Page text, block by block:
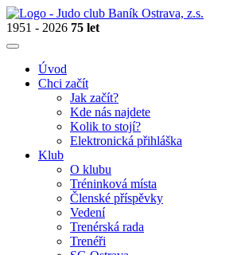
1951 - 2026 75 let
Úvod
Chci začít
Jak začít?
Kde nás najdete
Kolik to stojí?
Elektronická přihláška
Klub
O klubu
Tréninková místa
Členské příspěvky
Vedení
Trenérská rada
Trenéři